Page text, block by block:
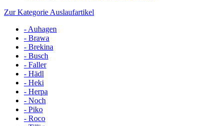
Zur Kategorie Auslaufartikel
- Auhagen
- Brawa
- Brekina
- Busch
- Faller
- Hädl
- Heki
- Herpa
- Noch
- Piko
- Roco